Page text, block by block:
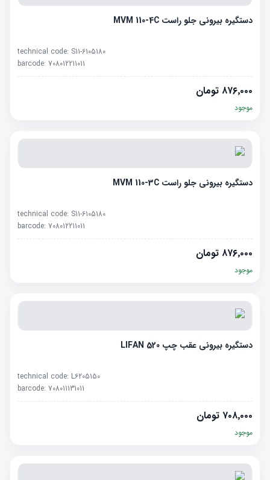
دستگیره بیرونی جلو راست MVM 110-4C
technical code: S11-6105180
barcode: 708012211011
۸۷۶٬۰۰۰ تومان
موجود
دستگیره بیرونی جلو راست MVM 110-3C
technical code: S11-6105180
barcode: 708012211011
۸۷۶٬۰۰۰ تومان
موجود
دستگیره بیرونی عقب چپ LIFAN 520
technical code: L6205150
barcode: 708011131011
۷۰۸٬۰۰۰ تومان
موجود